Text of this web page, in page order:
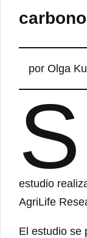
por Olga
S
estudio
AgriLife
El estudio se